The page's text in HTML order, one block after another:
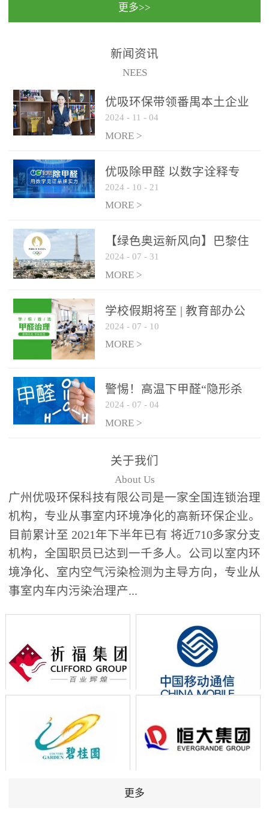
民法院室内除甲醛空气治
保施工日期：2020年1月珠
国家通过设在对外开放口
（及各出入境边防检查
更多>>
新闻资讯
NEES
优吸环保带领番禺本​土企业
勇敢破局向“新”
2024 - 11 - 04
MORE >
优吸除甲醛 以数字诠释专
业，尽显除醛品牌实力！
2024 - 10 - 21
MORE >
【绿色奥运新风向】巴黎住
宿风波：优吸环保共建健康
绿色家居
2024 - 07 - 31
MORE >
学校假期将至 | 教育部办公
厅关于加强学校新建校舍室
内空气质量管理通知
2024 - 07 - 10
MORE >
警惕！高温下甲醛“隐形杀
手”来袭，你的家安全吗？
2024 - 07 - 04
MORE >
关于我们
About Us
广州优吸环保科技有限公司是一家全国连锁治理
机构，专业从事室内环境净化的高新环保企业。
目前累计至 2021年下半年已有 将近710多家分支
机构，全国职员已达到一千多人。公司以室内环
境净化、室内空气污染检测为主导方向，专业从
事室内车内污染治理产...
更多